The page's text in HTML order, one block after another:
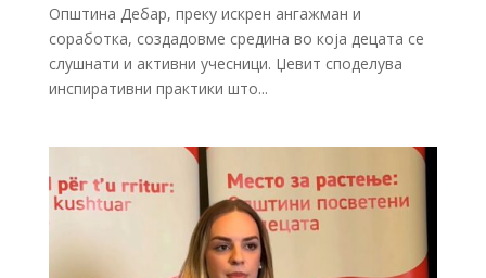
Општина Дебар, преку искрен ангажман и
соработка, создадовме средина во која децата се
слушнати и активни учесници. Џевит споделува
инспиративни практики што...